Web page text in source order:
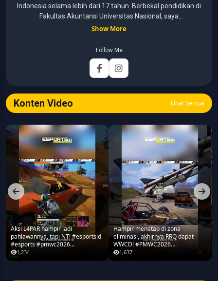
Indonesia selama lebih dari 17 tahun. Berbekal pendidikan di
Fakultas Akuntansi Universitas Nasional, saya
menggabungkan kemampuan analisis dengan pengalaman
pernah menangani berbagai peran, mulai dari reporter, editor,
marketing, business development, hingga Editor in Chief.
Fokus utamanya adalah menghadirkan tulisan yang
informatif, mendalam, dan mudah dipahami, khususnya
Show More
Follow Me
Konten Video Lihat Semua
Aksi L4PAR hampir jadi
pahlawannya, tapi NT! #esportsid
#esports #pmwc2026
#pubgmobile #teamrrq
1,234
Hampir menetap di zona
eliminasi, akhirnya RRQ dapat
WWCD! #PMWC2026
#pubgmobile #teamrrq
1,637